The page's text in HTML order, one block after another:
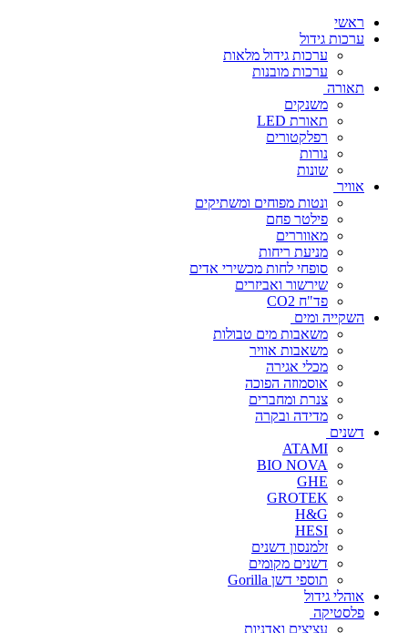
ראשי
ערכות גידול
ערכות גידול מלאות
ערכות מובנות
תאורה
משנקים
תאורת LED
רפלקטורים
נורות
שונות
אוויר
ונטות מפוחים ומשתיקים
פילטר פחם
מאווררים
מניעת ריחות
סופחי לחות מכשירי אדים
שירשור ואביזרים
פד"ח CO2
השקייה ומים
משאבות מים טבולות
משאבות אוויר
מכלי אגירה
אוסמוזה הפוכה
צנרת ומחברים
מדידה ובקרה
דשנים
ATAMI
BIO NOVA
GHE
GROTEK
H&G
HESI
זלמנסון דשנים
דשנים מקומים
תוספי דשן Gorilla
אוהלי גידול
פלסטיקה
עציצים ואדניות